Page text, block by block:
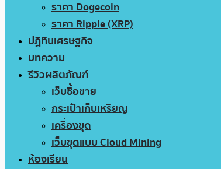
ราคา Dogecoin
ราคา Ripple (XRP)
ปฏิทินเศรษฐกิจ
บทความ
รีวิวผลิตภัณฑ์
เว็บซื้อขาย
กระเป๋าเก็บเหรียญ
เครื่องขุด
เว็บขุดแบบ Cloud Mining
ห้องเรียน